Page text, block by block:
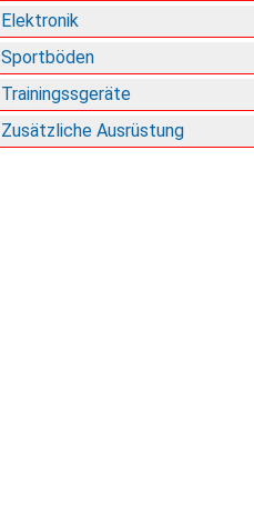
Elektronik
Sportböden
Trainingssgeräte
Zusätzliche Ausrüstung